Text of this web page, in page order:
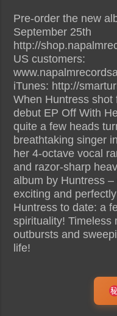
Pre-order the new
September 25th
http://
US customers:
iTunes: http://
When Huntress
debut EP Off With
quite a few heads
breathtaking singer
her 4-octave vocal
and razor-sharp
album by Huntress
exciting and
Huntress to date: a
spirituality! Timeless
outbursts and
life!